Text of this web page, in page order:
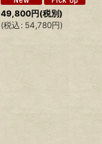
49,800円(税別)
(税込 : 54,780円)